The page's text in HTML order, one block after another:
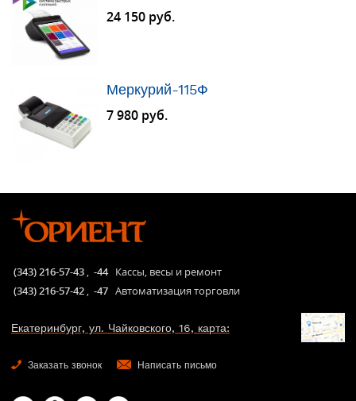
24 150 руб.
Меркурий-115Ф
7 980 руб.
(343) 216-57-43 , -44 Кассы, весы и ремонт
(343) 216-57-42 , -47 Автоматизация торговли
Екатеринбург, ул. Чайковского, 16, карта:
Заказать звонок Написать письмо